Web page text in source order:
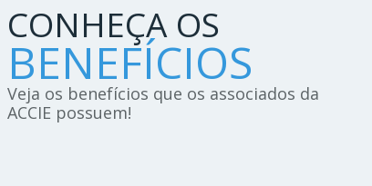
CONHEÇA OS
BENEFÍCIOS
Veja os benefícios que os associados da
ACCIE possuem!